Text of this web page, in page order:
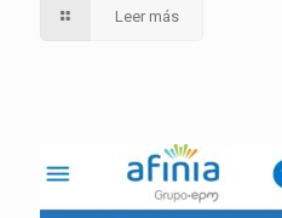
Leer más